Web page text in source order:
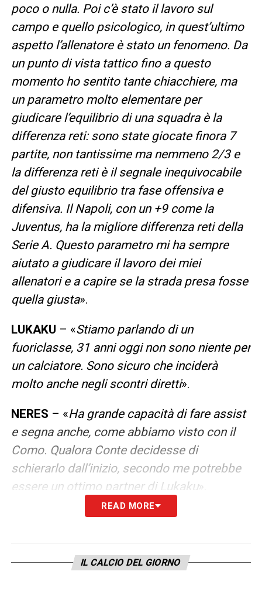
poco o nulla. Poi c’è stato il lavoro sul
campo e quello psicologico, in quest’ultimo
aspetto l’allenatore è stato un fenomeno. Da
un punto di vista tattico fino a questo
momento ho sentito tante chiacchiere, ma
un parametro molto elementare per
giudicare l’equilibrio di una squadra è la
differenza reti: sono state giocate finora 7
partite, non tantissime ma nemmeno 2/3 e
la differenza reti è il segnale inequivocabile
del giusto equilibrio tra fase offensiva e
difensiva. Il Napoli, con un +9 come la
Juventus, ha la migliore differenza reti della
Serie A. Questo parametro mi ha sempre
aiutato a giudicare il lavoro dei miei
allenatori e a capire se la strada presa fosse
quella giusta».
LUKAKU – «Stiamo parlando di un
fuoriclasse, 31 anni oggi non sono niente per
un calciatore. Sono sicuro che inciderà
molto anche negli scontri diretti».
NERES – «Ha grande capacità di fare assist
e segna anche, come abbiamo visto con il
Como. Qualora Conte decidesse di
schierarlo dall’inizio, secondo me potrebbe
essere un ottimo partner di Lukaku».
KVARA FUORI– «In una squadra che deve
devono essere tutti in discussione. Se il
brasiliano starà meglio giocherà lui, il
READ MORE
IL CALCIO DEL GIORNO